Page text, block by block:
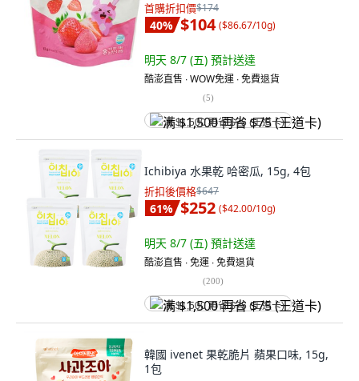
首購折扣價$174
40% $104 ($86.67/10g)
明天 8/7 (五) 預計送達
酷澎直售 ∙ WOW免運 ∙ 免費退貨
(5)
满 $1,500 再省 $75 (王道卡)
Ichibiya 水果乾 哈密瓜, 15g, 4包
折扣後價格$647
61% $252 ($42.00/10g)
明天 8/7 (五) 預計送達
酷澎直售 ∙ 免運 ∙ 免費退貨
(200)
满 $1,500 再省 $75 (王道卡)
韓國 ivenet 果乾脆片 蘋果口味, 15g,
1包